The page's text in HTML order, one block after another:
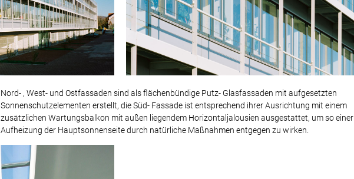
Nord- , West- und Ostfassaden sind als flächenbündige Putz- Glasfassaden mit aufgesetzten
Sonnenschutzelementen erstellt, die Süd- Fassade ist entsprechend ihrer Ausrichtung mit einem
zusätzlichen Wartungsbalkon mit außen liegendem Horizontaljalousien ausgestattet, um so einer
Aufheizung der Hauptsonnenseite durch natürliche Maßnahmen entgegen zu wirken.